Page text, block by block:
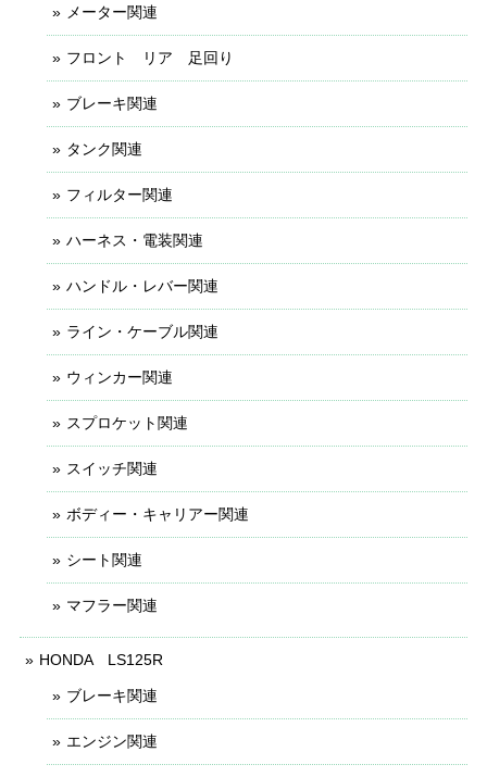
メーター関連
フロント リア 足回り
ブレーキ関連
タンク関連
フィルター関連
ハーネス・電装関連
ハンドル・レバー関連
ライン・ケーブル関連
ウィンカー関連
スプロケット関連
スイッチ関連
ボディー・キャリアー関連
シート関連
マフラー関連
HONDA LS125R
ブレーキ関連
エンジン関連